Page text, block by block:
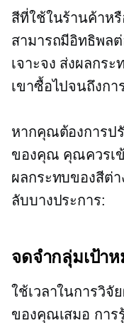
สีที่ใช้ในร้านค้า
สามารถมีอิทธิพล
เจาะจง ส่งผลกร
เขาซื้อไปจนถึงกา
หากคุณต้องการป
ของคุณ คุณควรเ
ผลกระทบของสีต่
ลับบางประการ:
จดจำกลุ่มเป้า
ใช้เวลาในการวิ
ของคุณเสมอ การ